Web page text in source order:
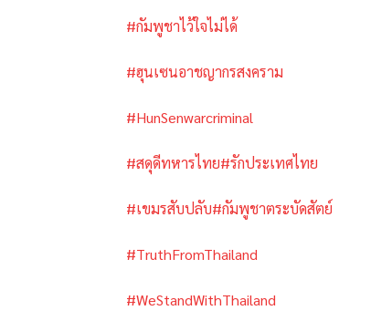
#กัมพูชาไว้ใจไม่ได้
#ฮุนเซนอาชญากรสงคราม
#HunSenwarcriminal
#สดุดีทหารไทย#รักประเทศไทย
#เขมรสับปลับ#กัมพูชาตระบัดสัตย์
#TruthFromThailand
#WeStandWithThailand